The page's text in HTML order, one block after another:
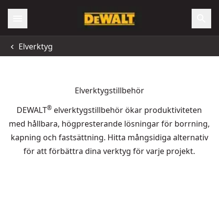
Elverktyg
Elverktygstillbehör
DEWALT® elverktygstillbehör ökar produktiviteten
med hållbara, högpresterande lösningar för borrning,
kapning och fastsättning. Hitta mångsidiga alternativ
för att förbättra dina verktyg för varje projekt.